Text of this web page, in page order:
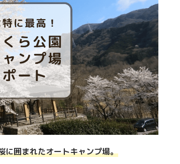
に囲まれたオートキャンプ場。